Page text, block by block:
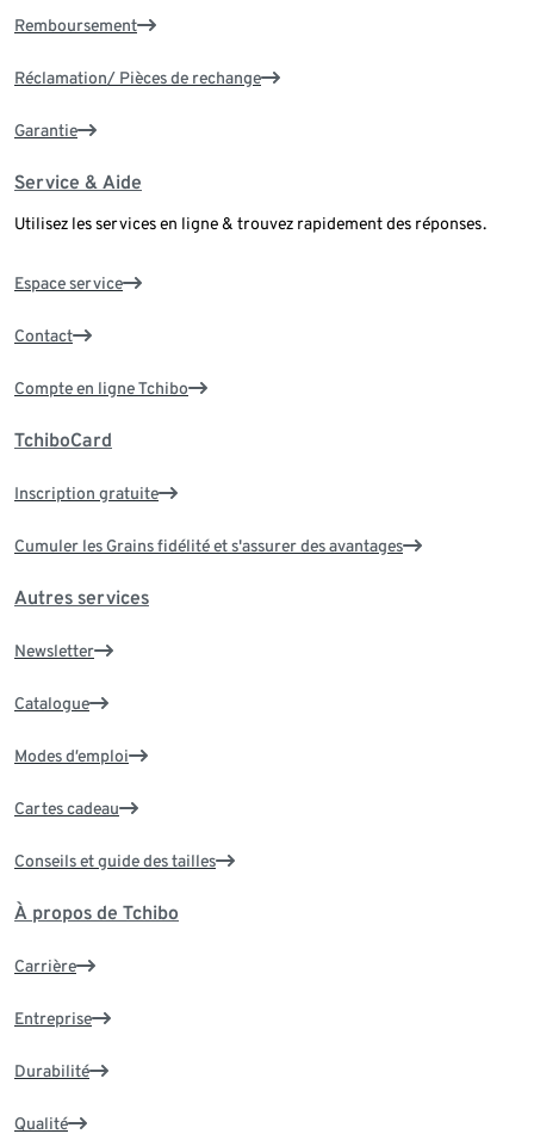
Remboursement
Réclamation/ Pièces de rechange
Garantie
Service & Aide
Utilisez les services en ligne & trouvez rapidement des réponses.
Espace service
Contact
Compte en ligne Tchibo
TchiboCard
Inscription gratuite
Cumuler les Grains fidélité et s'assurer des avantages
Autres services
Newsletter
Catalogue
Modes d’emploi
Cartes cadeau
Conseils et guide des tailles
À propos de Tchibo
Carrière
Entreprise
Durabilité
Qualité